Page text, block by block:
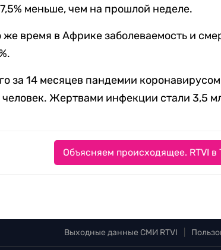
меньше, чем на прошлой неделе.
же время в Африке заболеваемость и
за 14 месяцев пандемии
человек. Жертвами инфекции стали 3,5
Объясняем происходящее. RTVI в
Выходные данные СМИ RTVI